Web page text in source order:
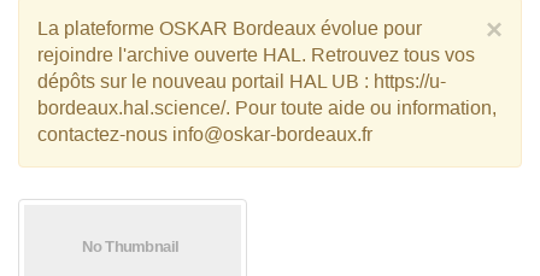
×
La plateforme OSKAR Bordeaux évolue pour
rejoindre l'archive ouverte HAL. Retrouvez tous vos
dépôts sur le nouveau portail HAL UB : https://u-
bordeaux.hal.science/. Pour toute aide ou information,
contactez-nous info@oskar-bordeaux.fr